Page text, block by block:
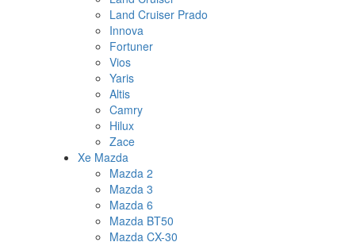
Land Cruiser Prado
Innova
Fortuner
Vios
Yaris
Altis
Camry
Hilux
Zace
Xe Mazda
Mazda 2
Mazda 3
Mazda 6
Mazda BT50
Mazda CX-30